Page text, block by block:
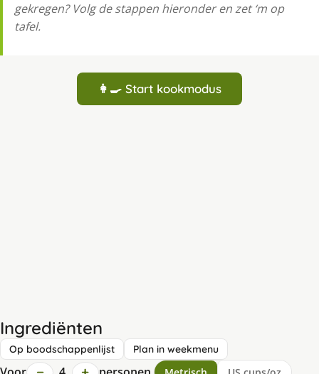
gekregen? Volg de stappen hieronder en zet ‘m op
tafel.
👩‍🍳 Start kookmodus
Ingrediënten
Op boodschappenlijst Plan in weekmenu